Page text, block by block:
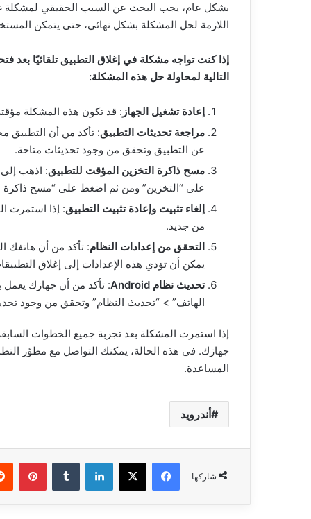
بشكل عام، يجب البحث عن السبب الحقيقي لمشكلة
اللازمة لحل المشكلة بشكل نهائي، حتى يتمكن
إذا كنت تواجه مشكلة في إغلاق التطبيق تلقائيًا بعد
التالية لمحاولة حل هذه المشكلة:
إعادة تشغيل الجهاز : قد تكون هذه المشكلة
مراجعة تحديثات التطبيق
عن التطبيق وتحقق من وجود تحديثات متاحة.
مسح ذاكرة التخزين المؤقت للتطبيق: اذهب إلى
على “التخزين” ومن ثم اضغط على “مسح ذاكرة
إلغاء تثبيت وإعادة تثبيت التطبيق: إذا استمرت
من جديد.
التحقق من إعدادات النظام: تأكد من أن هاتفك
يمكن أن تؤدي هذه الإعدادات إلى إغلاق
تحديث نظام Android
الهاتف” > “تحديث النظام” وتحقق من وجود
إذا استمرت المشكلة بعد تجربة جميع الخطوات
جهازك. في هذه الحالة، يمكنك التواصل مع مطوّر
المساعدة.
أندرويد
شاركها
فيسبوك ‫X لينكدإن
عن
أي
على
الإنترنت
مع
طريقة
تتبعك
إبحث عن أي شخص على الإنترنت
فقط مع طريقة إلغاء تتبعك